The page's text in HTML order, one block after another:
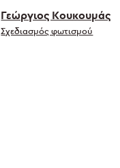
Γεώργιος Κουκουμάς
Σχεδιασμός φωτισμού